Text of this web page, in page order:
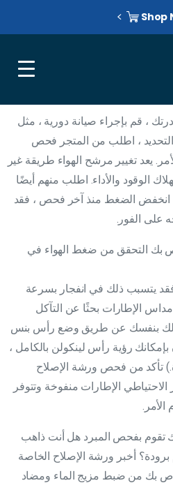
Shop
، قم بإجراء صيانة دورية ، مثل
التحديد ، اطلب من المتجر فحص
يعد تغيير مرشح الهواء طريقة غير
الوقود والأداء. اطلب منهم أيضًا
انخفض الضغط منذ آخر فحص ، فقد
الفور.
بك التحقق من ضغط الهواء في
يتسبب ذلك في انفجار بسرعة
الإطارات بحثًا عن التآكل
بذلك بنفسك عن طريق وضع رأس بنس
رؤية رأس لينكولن بالكامل ،
تأكد من فحص ورشة الإصلاح
الإطارات منفوخة وتتوفر
تقوم بفحص المبرد هل أنت ذاهب
برودة؟ أخبر ورشة الإصلاح الخاصة
بك من ضبط مزيج الماء ومضاد